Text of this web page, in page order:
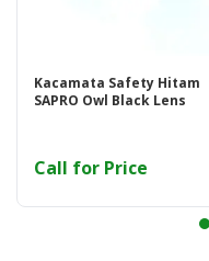
Kacamata Safety Hitam
SAPRO Owl Black Lens
Call for Price